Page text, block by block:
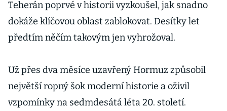
Teherán poprvé v historii vyzkoušel, jak snadno
dokáže klíčovou oblast zablokovat. Desítky let
předtím něčím takovým jen vyhrožoval.
Už přes dva měsíce uzavřený Hormuz způsobil
největší ropný šok moderní historie a oživil
vzpomínky na sedmdesátá léta 20. století.